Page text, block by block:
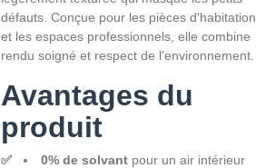
défauts. Conçue pour les pièces d'habitation
et les espaces professionnels, elle combine
rendu soigné et respect de l'environnement.
Avantages du
produit
0% de solvant pour un air intérieur